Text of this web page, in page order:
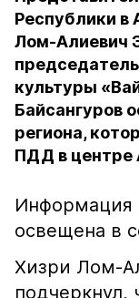
Республики в
Лом-Алиевич
культуры
Байсангуров
региона,
ПДД в центре
Информация
освещена в
Хизри Лом-
подчеркнул,